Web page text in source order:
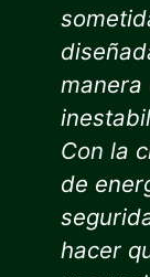
manera
Con la
de
hacer